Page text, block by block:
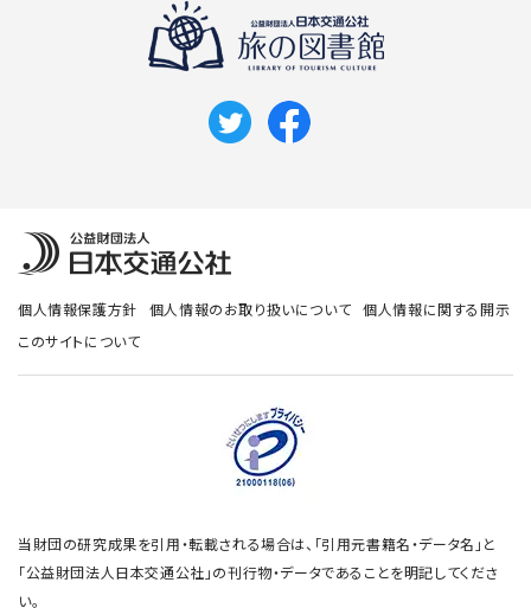
個人情報保護方針 個人情報のお取り扱いについて
個人情報に関する開示
このサイトについて
当財団の研究成果を引用・転載される場合は、「引用元書籍名・データ名」と
「公益財団法人日本交通公社」の刊行物・データであることを明記してくださ
い。